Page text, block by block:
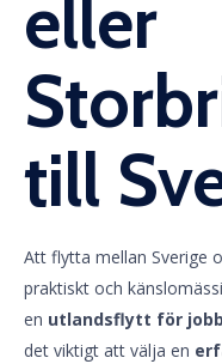
eller
till
Att flytta mellan Sverige
praktiskt och
en utlandsflytt för
det viktigt att välja en